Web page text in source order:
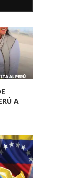
A